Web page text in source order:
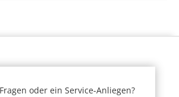
oder ein Service-Anliegen?